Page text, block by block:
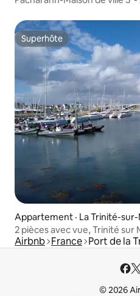
Superhôte
Superhôte
Appartement · La Trinité-
2 pièces avec vue, Trinité sur
Airbnb France Port de la
© 2026